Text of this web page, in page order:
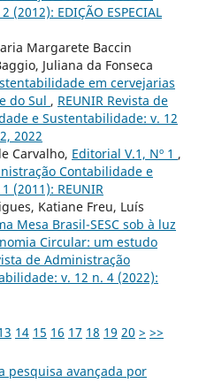
EDIÇÃO ESPECIAL
Margarete Baccin
Juliana da Fonseca
em cervejarias
do Sul , REUNIR Revista de
e Sustentabilidade: v. 12
2022
Carvalho, Editorial V.1, Nº 1 ,
Contabilidade e
(2011): REUNIR
Katiane Freu, Luís
Mesa Brasil-SESC sob à luz
Circular: um estudo
de Administração
v. 12 n. 4 (2022):
14 15 16 17 18 19 20 > >>
pesquisa avançada por